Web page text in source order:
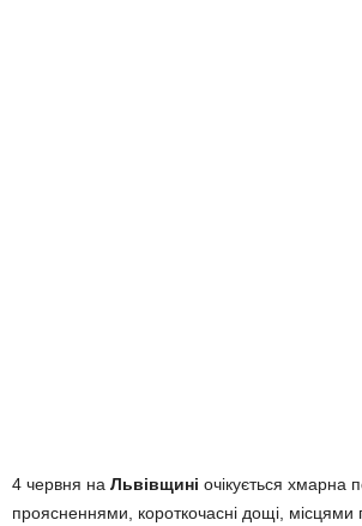
4 червня на Львівщині очікується хмарна
проясненнями, короткочасні дощі, місцями